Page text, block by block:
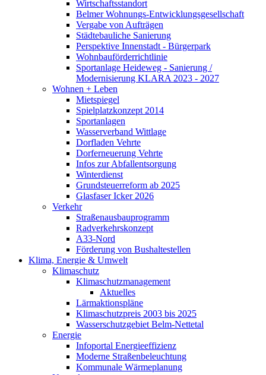
Wirtschaftsstandort
Belmer Wohnungs-Entwicklungsgesellschaft
Vergabe von Aufträgen
Städtebauliche Sanierung
Perspektive Innenstadt - Bürgerpark
Wohnbauförderrichtlinie
Sportanlage Heideweg - Sanierung /
Modernisierung KLARA 2023 - 2027
Wohnen + Leben
Mietspiegel
Spielplatzkonzept 2014
Sportanlagen
Wasserverband Wittlage
Dorfladen Vehrte
Dorferneuerung Vehrte
Infos zur Abfallentsorgung
Winterdienst
Grundsteuerreform ab 2025
Glasfaser Icker 2026
Verkehr
Straßenausbauprogramm
Radverkehrskonzept
A33-Nord
Förderung von Bushaltestellen
Klima, Energie & Umwelt
Klimaschutz
Klimaschutzmanagement
Aktuelles
Lärmaktionspläne
Klimaschutzpreis 2003 bis 2025
Wasserschutzgebiet Belm-Nettetal
Energie
Infoportal Energieeffizienz
Moderne Straßenbeleuchtung
Kommunale Wärmeplanung